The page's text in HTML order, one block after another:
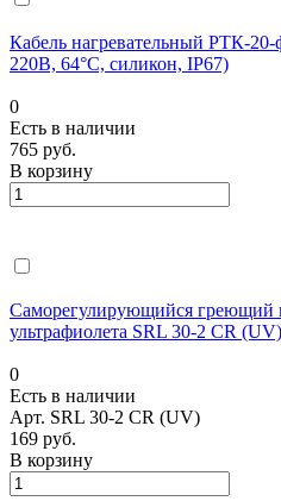
Кабель нагревательный РТК-
220В, 64°С, силикон, IP67)
0
Есть в наличии
765 руб.
В корзину
Саморегулирующийся греющий
ультрафиолета SRL 30-2 CR (UV)
0
Есть в наличии
Арт. SRL 30-2 CR (UV)
169 руб.
В корзину